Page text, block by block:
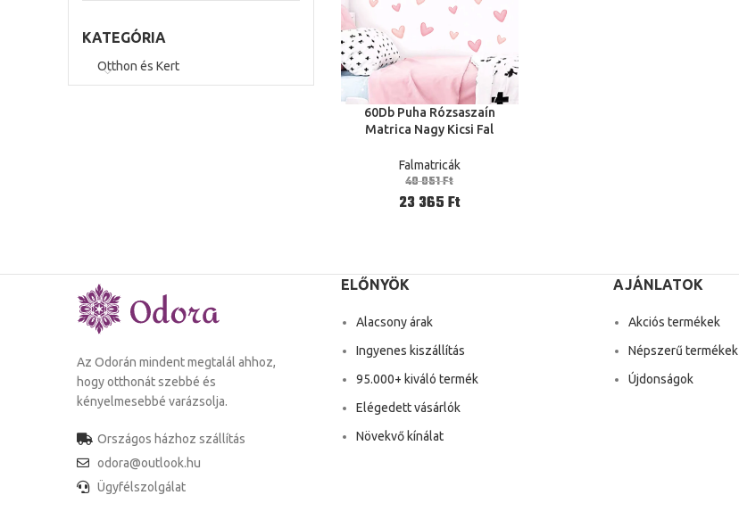
KATEGÓRIA
Otthon és Kert
OPCIÓK VÁLASZTÁSA
60Db Puha Rózsaszaín
Matrica Nagy Kicsi Fal
Falmatricák
40 051Ft
23 365Ft
Az Odorán mindent megtalál ahhoz,
hogy otthonát szebbé és
kényelmesebbé varázsolja.
Országos házhoz szállítás
odora@outlook.hu
Ügyfélszolgálat
ELŐNYÖK
Alacsony árak
Ingyenes kiszállítás
95.000+ kiváló termék
Elégedett vásárlók
Növekvő kínálat
AJÁNLATOK
Akciós termékek
Népszerű termékek
Újdonságok